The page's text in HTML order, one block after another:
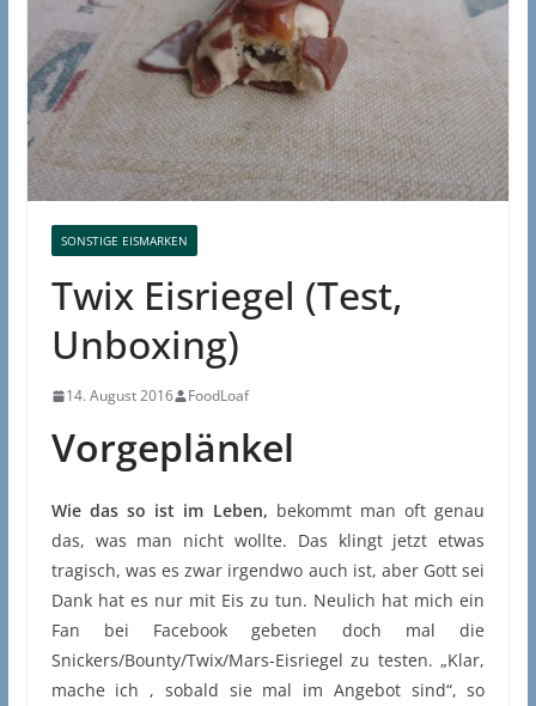
SONSTIGE EISMARKEN
Twix Eisriegel (Test,
Unboxing)
14. August 2016 FoodLoaf
Vorgeplänkel
Wie das so ist im Leben, bekommt man oft genau
das, was man nicht wollte. Das klingt jetzt etwas
tragisch, was es zwar irgendwo auch ist, aber Gott sei
Dank hat es nur mit Eis zu tun. Neulich hat mich ein
Fan bei Facebook gebeten doch mal die
Snickers/Bounty/Twix/Mars-Eisriegel zu testen. „Klar,
mache ich , sobald sie mal im Angebot sind“, so